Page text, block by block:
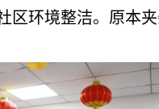
区环境整洁。原本